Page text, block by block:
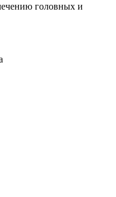
головных и